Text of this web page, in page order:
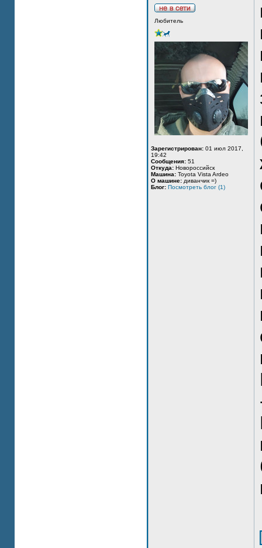
Любитель
Зарегистрирован: 01 июл 2017,
19:42
Сообщения: 51
Откуда: Новороссийск
Машина: Toyota Vista Ardeo
О машине: диванчик =)
Блог: Посмотреть блог (1)